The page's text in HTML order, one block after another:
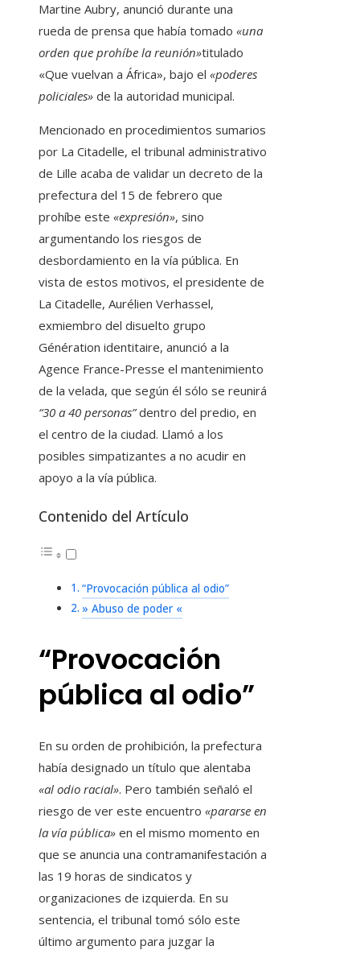
Martine Aubry, anunció durante una
rueda de prensa que había tomado «una
orden que prohíbe la reunión»titulado
«Que vuelvan a África», bajo el «poderes
policiales» de la autoridad municipal.
Mencionado en procedimientos sumarios
por La Citadelle, el tribunal administrativo
de Lille acaba de validar un decreto de la
prefectura del 15 de febrero que
prohíbe este «expresión», sino
argumentando los riesgos de
desbordamiento en la vía pública. En
vista de estos motivos, el presidente de
La Citadelle, Aurélien Verhassel,
exmiembro del disuelto grupo
Génération identitaire, anunció a la
Agence France-Presse el mantenimiento
de la velada, que según él sólo se reunirá
“30 a 40 personas”dentro del predio, en
el centro de la ciudad. Llamó a los
posibles simpatizantes a no acudir en
apoyo a la vía pública.
Contenido del Artículo
“Provocación pública al odio”
» Abuso de poder «
“Provocación
pública al odio”
En su orden de prohibición, la prefectura
había designado un título que alentaba
«al odio racial». Pero también señaló el
riesgo de ver este encuentro «pararse en
la vía pública» en el mismo momento en
que se anuncia una contramanifestación a
las 19 horas de sindicatos y
organizaciones de izquierda. En su
sentencia, el tribunal tomó sólo este
último argumento para juzgar la